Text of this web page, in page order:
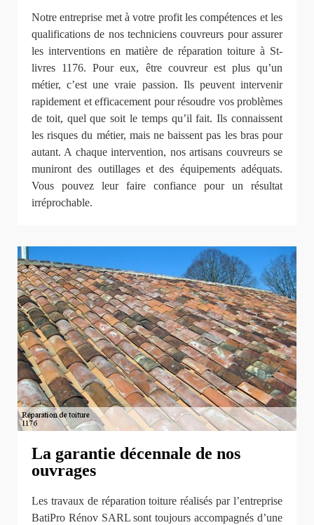
Notre entreprise met à votre profit les compétences et les
qualifications de nos techniciens couvreurs pour assurer
les interventions en matière de réparation toiture à St-
livres 1176. Pour eux, être couvreur est plus qu’un
métier, c’est une vraie passion. Ils peuvent intervenir
rapidement et efficacement pour résoudre vos problèmes
de toit, quel que soit le temps qu’il fait. Ils connaissent
les risques du métier, mais ne baissent pas les bras pour
autant. A chaque intervention, nos artisans couvreurs se
muniront des outillages et des équipements adéquats.
Vous pouvez leur faire confiance pour un résultat
irréprochable.
La garantie décennale de nos
ouvrages
Les travaux de réparation toiture réalisés par l’entreprise
BatiPro Rénov SARL sont toujours accompagnés d’une